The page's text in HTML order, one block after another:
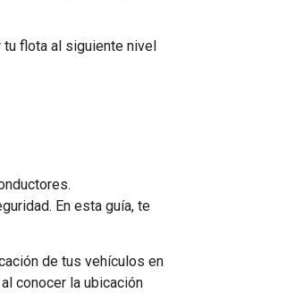
tu flota al siguiente nivel
En esta guía, te
de tus vehículos en
conocer la ubicación